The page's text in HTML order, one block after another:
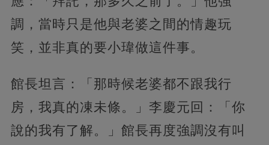
調，當時只是他與老婆之間的情趣玩
笑，並非真的要小瑋做這件事。
館長坦言：「那時候老婆都不跟我行
房，我真的凍未條。」李慶元回：「你
說的我有了解。」館長再度強調沒有叫